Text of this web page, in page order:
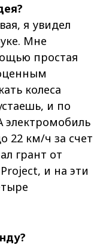
я увидел
Мне
простая
колеса
и по
электромобиль
22 км/ч за счет
грант от
и на эти